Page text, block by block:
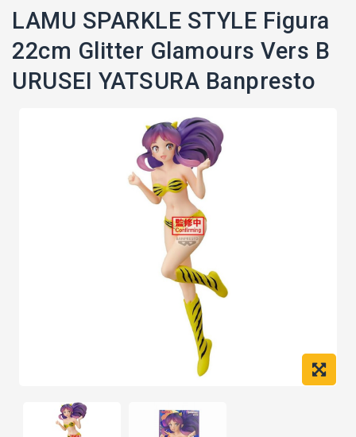
LAMU SPARKLE STYLE Figura
22cm Glitter Glamours Vers B
URUSEI YATSURA Banpresto